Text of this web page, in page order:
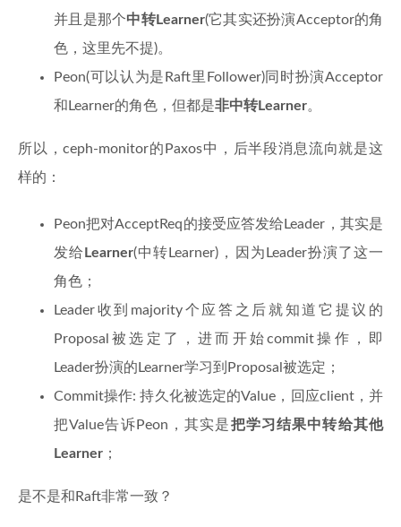
并且是那个中转Learner(它其实还扮演Acceptor的角
色，这里先不提)。
Peon(可以认为是Raft里Follower)同时扮演Acceptor
和Learner的角色，但都是非中转Learner。
所以，ceph-monitor的Paxos中，后半段消息流向就是这
样的：
Peon把对AcceptReq的接受应答发给Leader，其实是
发给 Learner(中转Learner)，因为Leader扮演了这一
角色；
Leader收到majority个应答之后就知道它提议的
Proposal被选定了，进而开始commit操作，即
Leader扮演的Learner学习到Proposal被选定；
Commit操作: 持久化被选定的Value，回应client，并
把Value告诉Peon，其实是把学习结果中转给其他
Learner ；
是不是和Raft非常一致？